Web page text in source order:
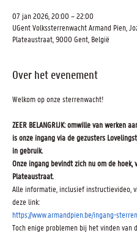
07 jan 2026, 20:00 – 22:00
UGent Volkssterrenwacht Armand Pien,
Plateaustraat, 9000 Gent, België
Over het evenement
Welkom op onze sterrenwacht!
ZEER BELANGRIJK: omwille van werken
is onze ingang via de gezusters
in gebruik.
Onze ingang bevindt zich nu om de hoek,
Plateaustraat.
Alle informatie, inclusief instructievideo,
deze link:
https://www.armandpien.be/ingang-
Toch enige problemen bij het vinden van